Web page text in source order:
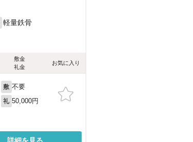
軽量鉄骨
敷金
礼金
お気に入り
敷 不要
礼 50,000円
詳細を見る